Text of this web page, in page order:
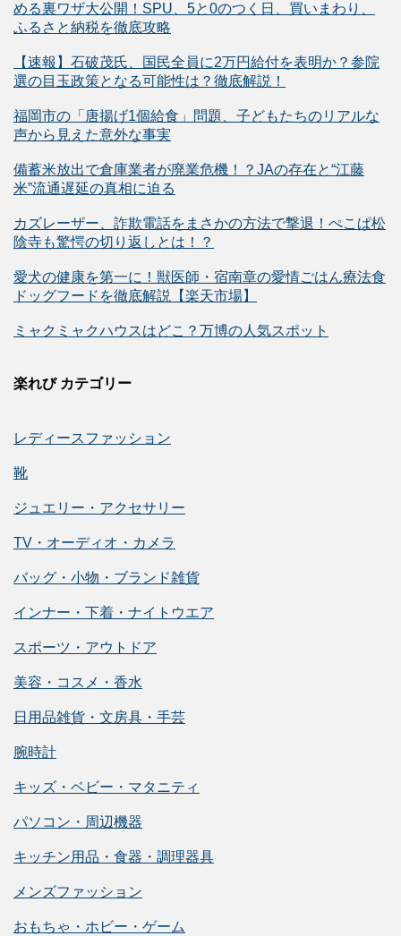
める裏ワザ大公開！SPU、5と0のつく日、買いまわり、
ふるさと納税を徹底攻略
【速報】石破茂氏、国民全員に2万円給付を表明か？参院
選の目玉政策となる可能性は？徹底解説！
福岡市の「唐揚げ1個給食」問題、子どもたちのリアルな
声から見えた意外な事実
備蓄米放出で倉庫業者が廃業危機！？JAの存在と“江藤
米”流通遅延の真相に迫る
カズレーザー、詐欺電話をまさかの方法で撃退！ぺこぱ松
陰寺も驚愕の切り返しとは！？
愛犬の健康を第一に！獣医師・宿南章の愛情ごはん療法食
ドッグフードを徹底解説【楽天市場】
ミャクミャクハウスはどこ？万博の人気スポット
楽れび カテゴリー
レディースファッション
靴
ジュエリー・アクセサリー
TV・オーディオ・カメラ
バッグ・小物・ブランド雑貨
インナー・下着・ナイトウエア
スポーツ・アウトドア
美容・コスメ・香水
日用品雑貨・文房具・手芸
腕時計
キッズ・ベビー・マタニティ
パソコン・周辺機器
キッチン用品・食器・調理器具
メンズファッション
おもちゃ・ホビー・ゲーム